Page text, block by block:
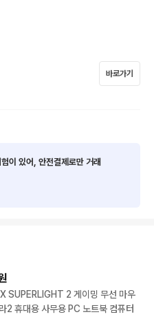
바로가기
이 있어, 안전결제로만 거래
SUPERLIGHT 2 게이밍 무선 마우
2 휴대용 사무용 PC 노트북 컴퓨터